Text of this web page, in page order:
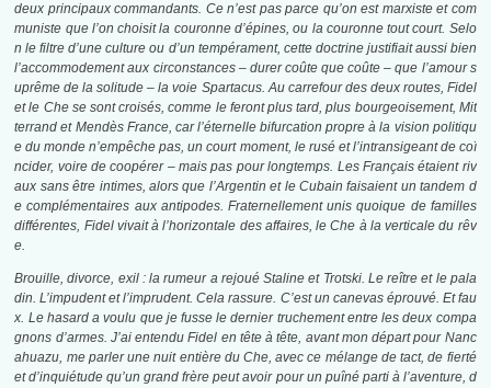
deux principaux commandants. Ce n’est pas parce qu’on est marxiste et com
muniste que l’on choisit la couronne d’épines, ou la couronne tout court. Selo
n le filtre d’une culture ou d’un tempérament, cette doctrine justifiait aussi bien
l’accommodement aux circonstances – durer coûte que coûte – que l’amour s
uprême de la solitude – la voie Spartacus. Au carrefour des deux routes, Fidel
et le Che se sont croisés, comme le feront plus tard, plus bourgeoisement, Mit
terrand et Mendès France, car l’éternelle bifurcation propre à la vision politiqu
e du monde n’empêche pas, un court moment, le rusé et l’intransigeant de coï
ncider, voire de coopérer – mais pas pour longtemps. Les Français étaient riv
aux sans être intimes, alors que l’Argentin et le Cubain faisaient un tandem d
e complémentaires aux antipodes. Fraternellement unis quoique de familles
différentes, Fidel vivait à l’horizontale des affaires, le Che à la verticale du rêv
e.
Brouille, divorce, exil : la rumeur a rejoué Staline et Trotski. Le reître et le pala
din. L’impudent et l’imprudent. Cela rassure. C’est un canevas éprouvé. Et fau
x. Le hasard a voulu que je fusse le dernier truchement entre les deux compa
gnons d’armes. J’ai entendu Fidel en tête à tête, avant mon départ pour Nanc
ahuazu, me parler une nuit entière du Che, avec ce mélange de tact, de fierté
et d’inquiétude qu’un grand frère peut avoir pour un puîné parti à l’aventure, d